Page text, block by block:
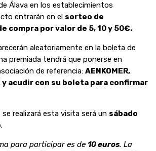
Álava en los establecimientos
entrarán en el sorteo de
compra por valor de 5, 10 y 50€.
aleatoriamente en la boleta de
premiada tendrá que ponerse en
de referencia: AENKOMER,
y acudir con su boleta para confirmar
se realizará esta visita será un sábado
.
para participar es de 10 euros. La